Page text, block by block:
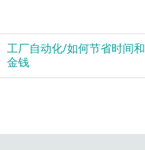
工厂自动化/如何节省时间和
金钱